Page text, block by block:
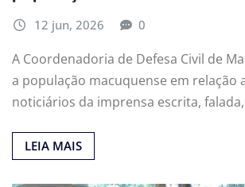
12 jun, 2026 0
A Coordenadoria de Defesa Civil de
a população macuquense em relação
noticiários da imprensa escrita,
LEIA MAIS